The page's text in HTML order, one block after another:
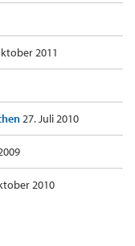
2011
27. Juli 2010
2010